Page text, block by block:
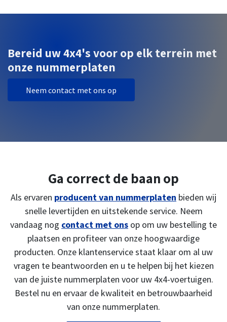
Bereid uw 4x4's voor op elk terrein met
onze nummerplaten
Neem contact met ons op
Ga correct de baan op
Als ervaren producent van nummerplaten bieden wij
snelle levertijden en uitstekende service. Neem
vandaag nog contact met ons op om uw bestelling te
plaatsen en profiteer van onze hoogwaardige
producten. Onze klantenservice staat klaar om al uw
vragen te beantwoorden en u te helpen bij het kiezen
van de juiste nummerplaten voor uw 4x4-voertuigen.
Bestel nu en ervaar de kwaliteit en betrouwbaarheid
van onze nummerplaten.